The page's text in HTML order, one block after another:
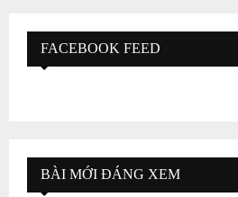
FACEBOOK FEED
BÀI MỚI ĐÁNG XEM